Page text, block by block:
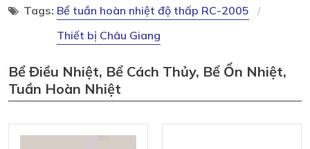
Tags: Bể tuần hoàn nhiệt độ thấp RC-2005
Thiết bị Châu Giang
Bể Điều Nhiệt, Bể Cách Thủy, Bể Ổn Nhiệt,
Tuần Hoàn Nhiệt